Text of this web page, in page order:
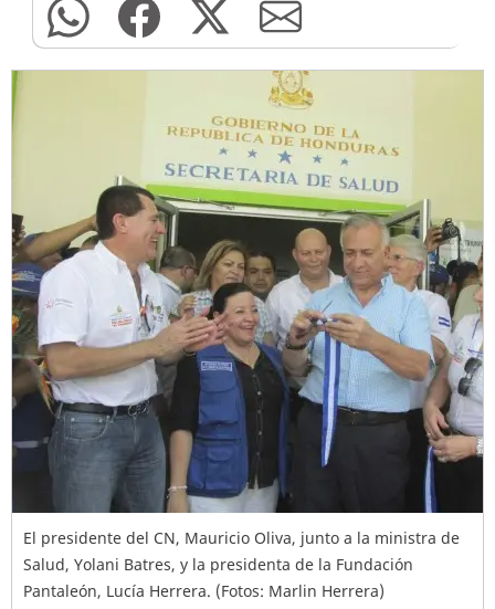
El presidente del CN, Mauricio Oliva, junto a la ministra de
Salud, Yolani Batres, y la presidenta de la Fundación
Pantaleón, Lucía Herrera. (Fotos: Marlin Herrera)